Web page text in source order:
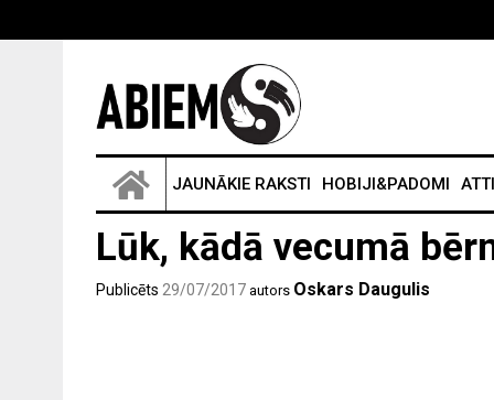
JAUNĀKIE RAKSTI HOBIJI&PADOMI
Lūk, kādā vecumā
Publicēts 29/07/2017 autors Oskars Daugulis